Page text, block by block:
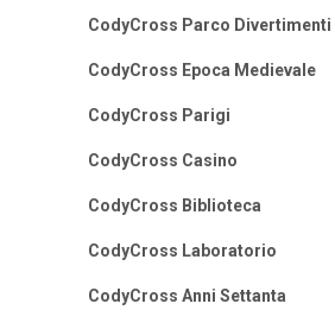
CodyCross Parco Divertimenti
CodyCross Epoca Medievale
CodyCross Parigi
CodyCross Casino
CodyCross Biblioteca
CodyCross Laboratorio
CodyCross Anni Settanta